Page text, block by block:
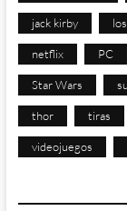
jack kirby
netflix PC
Star Wars
thor tiras
videojuegos